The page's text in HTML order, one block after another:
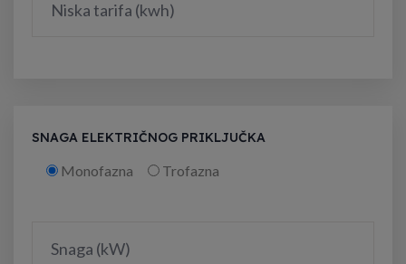
SNAGA ELEKTRIČNOG PRIKLJUČKA
Monofazna Trofazna